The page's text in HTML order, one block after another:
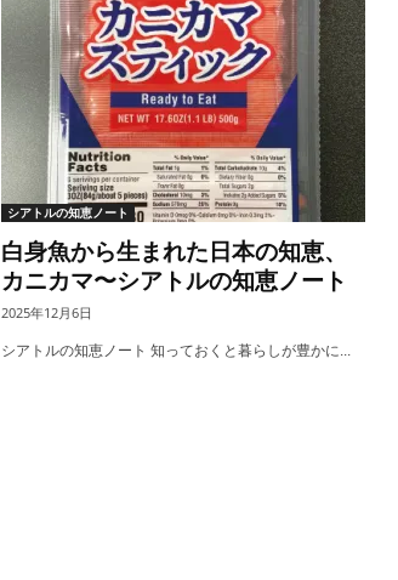
シアトルの知恵ノート
白身魚から生まれた日本の知恵、
カニカマ〜シアトルの知恵ノート
2025年12月6日
シアトルの知恵ノート 知っておくと暮らしが豊かに...